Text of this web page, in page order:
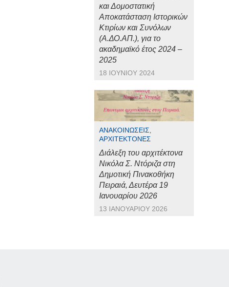
και Δομοστατική
Αποκατάσταση Ιστορικών
Κτιρίων και Συνόλων
(Α.ΔΟ.ΑΠ.), για το
ακαδημαϊκό έτος 2024 –
2025
18 ΙΟΥΝΊΟΥ 2024
ΑΝΑΚΟΙΝΏΣΕΙΣ,
ΑΡΧΙΤΈΚΤΟΝΕΣ
Διάλεξη του αρχιτέκτονα
Νικόλα Σ. Ντόριζα στη
Δημοτική Πινακοθήκη
Πειραιά, Δευτέρα 19
Ιανουαρίου 2026
13 ΙΑΝΟΥΑΡΊΟΥ 2026